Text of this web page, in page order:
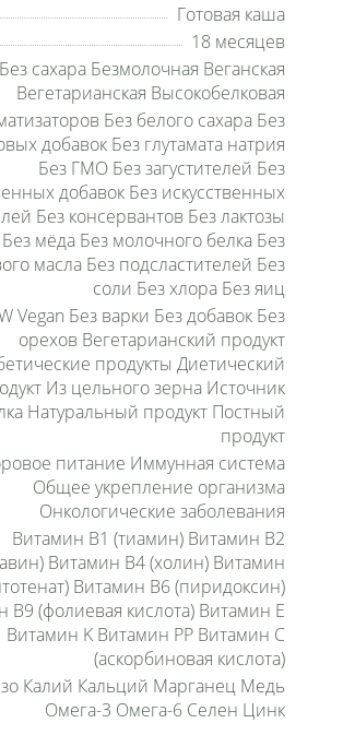
Готовая каша
18 месяцев
Без сахара Безмолочная Веганская
Вегетарианская Высокобелковая
Без белого сахара Без
добавок Без глутамата натрия
Без ГМО Без загустителей Без
добавок Без искусственных
Без консервантов Без лактозы
Без мёда Без молочного белка Без
масла Без подсластителей Без
соли Без хлора Без яиц
Vegan Без варки Без добавок Без
орехов Вегетарианский продукт
продукты Диетический
Из цельного зерна Источник
Натуральный продукт Постный
продукт
питание Иммунная система
Общее укрепление организма
Онкологические заболевания
Витамин B1 (тиамин) Витамин B2
Витамин B4 (холин) Витамин
Витамин B6 (пиридоксин)
B9 (фолиевая кислота) Витамин E
Витамин K Витамин PP Витамин С
(аскорбиновая кислота)
Калий Кальций Марганец Медь
Омега-3 Омега-6 Селен Цинк